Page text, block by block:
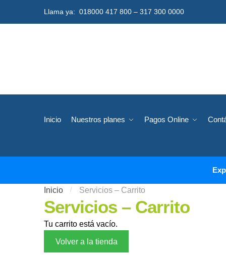
Llama ya: 018000 417 800 – 317 300 0000
Inicio Nuestros planes Pagos Online
Inicio / Servicios – Carrito
Servicios – Carrito
Tu carrito está vacío.
Volver a la tienda